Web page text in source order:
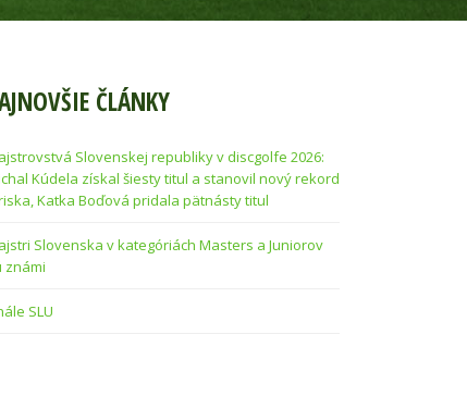
ČLÁNKY
Slovenskej republiky v discgolfe 2026:
Kúdela získal šiesty titul a stanovil nový rekord
Katka Boďová pridala pätnásty titul
Slovenska v kategóriách Masters a Juniorov
známi
SLU